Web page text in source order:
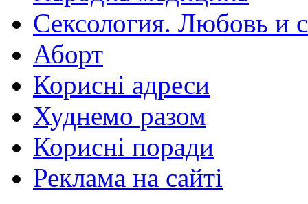
Сексология. Любовь и
Аборт
Корисні адреси
Худнемо разом
Корисні поради
Реклама на сайті